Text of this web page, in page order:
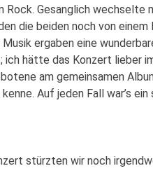
Rock. Gesanglich wechselte
die beiden noch von einem
ergaben eine
ich hätte das Konzert lieber
am gemeinsamen
Auf jeden Fall war’s
stürzten wir noch